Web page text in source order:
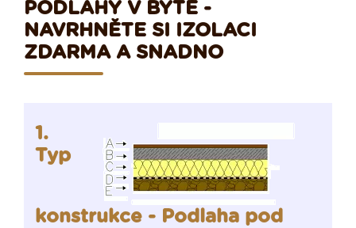
PODLAHY V BYTĚ -
NAVRHNĚTE SI IZOLACI
ZDARMA A SNADNO
1.
Typ
konstrukce - Podlaha pod